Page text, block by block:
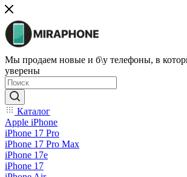
Мы продаем новые и б\у телефоны, в
уверены
Каталог
Apple iPhone
iPhone 17 Pro
iPhone 17 Pro Max
iPhone 17e
iPhone 17